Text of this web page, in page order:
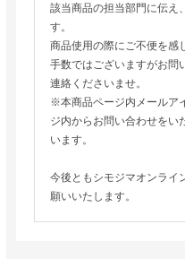
該当商品の担当部門に伝え
す。
商品使用の際にご不便を感
手数ではございますがお問
連絡くださいませ。
※本商品ページ内メールア
ジ内からお問い合わせをい
います。
今後ともシモジマオンライ
願いいたします。